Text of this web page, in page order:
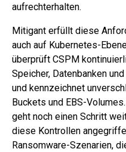
aufrechterhalten.
Mitigant erfüllt diese
auch auf Kubernetes-
überprüft CSPM
Speicher, Datenbanken
und kennzeichnet
Buckets und EBS-
geht noch einen Schritt
diese Kontrollen
Ransomware-Szenarien,